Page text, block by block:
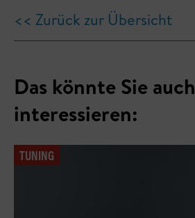
<< Zurück zur Übersicht
Das könnte Sie auch
interessieren:
TUNING